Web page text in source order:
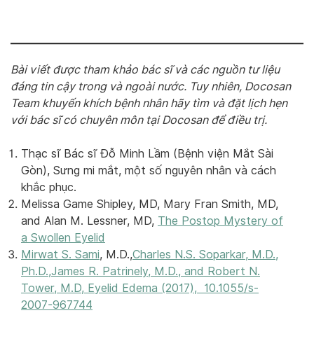
Bài viết được tham khảo bác sĩ và các nguồn tư liệu
đáng tin cậy trong và ngoài nước. Tuy nhiên, Docosan
Team khuyến khích bệnh nhân hãy tìm và đặt lịch hẹn
với bác sĩ có chuyên môn tại Docosan để điều trị.
Thạc sĩ Bác sĩ Đỗ Minh Lầm (Bệnh viện Mắt Sài
Gòn), Sưng mi mắt, một số nguyên nhân và cách
khắc phục.
Melissa Game Shipley, MD, Mary Fran Smith, MD,
and Alan M. Lessner, MD, The Postop Mystery of
a Swollen Eyelid
Mirwat S. Sami, M.D.,Charles N.S. Soparkar, M.D.,
Ph.D.,James R. Patrinely, M.D., and Robert N.
Tower, M.D, Eyelid Edema (2017), 10.1055/s-
2007-967744